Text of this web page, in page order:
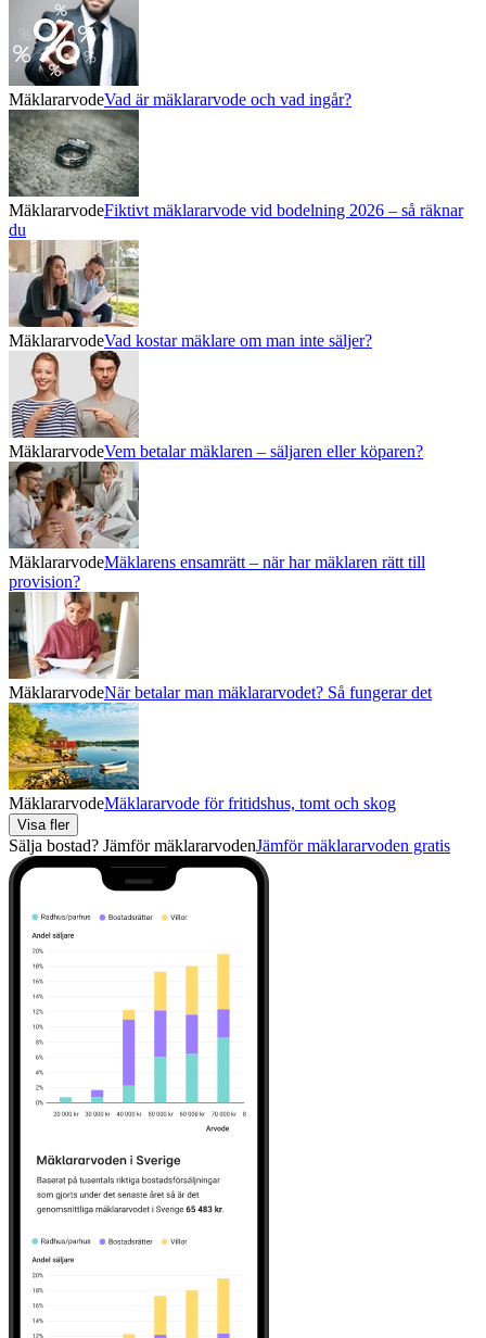
MäklararvodeVad är mäklararvode och vad ingår?
MäklararvodeFiktivt mäklararvode vid bodelning 2026 – så räknar
du
MäklararvodeVad kostar mäklare om man inte säljer?
MäklararvodeVem betalar mäklaren – säljaren eller köparen?
MäklararvodeMäklarens ensamrätt – när har mäklaren rätt till
provision?
MäklararvodeNär betalar man mäklararvodet? Så fungerar det
MäklararvodeMäklararvode för fritidshus, tomt och skog
Visa fler
Sälja bostad? Jämför mäklararvodenJämför mäklararvoden gratis